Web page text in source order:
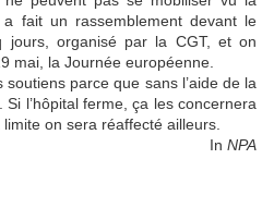
fait un rassemblement devant le
jours, organisé par la CGT, et on
mai, la Journée européenne.
parce que sans l’aide de la
l’hôpital ferme, ça les concernera
on sera réaffecté ailleurs.
In NPA